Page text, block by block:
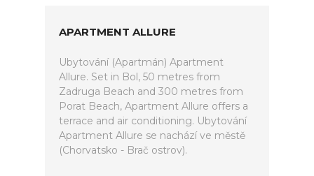
APARTMENT ALLURE
Ubytování (Apartmán) Apartment
Allure. Set in Bol, 50 metres from
Zadruga Beach and 300 metres from
Porat Beach, Apartment Allure offers a
terrace and air conditioning. Ubytování
Apartment Allure se nachází ve městě
(Chorvatsko - Brač ostrov).